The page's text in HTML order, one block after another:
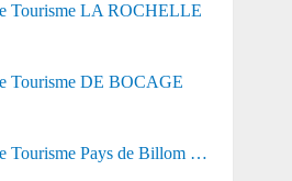
Tourisme LA ROCHELLE
Tourisme DE BOCAGE
Tourisme Pays de Billom …